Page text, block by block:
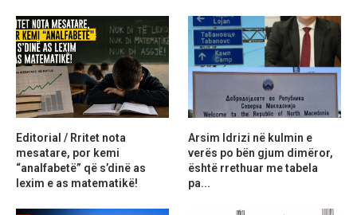
Editorial / Rritet nota
mesatare, por kemi
“analfabetë” që s’dinë as
lexim e as matematikë!
Arsim Idrizi në kulmin e
verës po bën gjum dimëror,
është rrethuar me tabela
pa...